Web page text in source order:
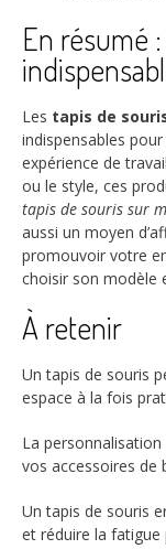
En résumé
Les tapis de
indispensables
expérience de
ou le style, ces
tapis de souris sur
aussi un moyen
promouvoir votre
choisir son modèle
À retenir
Un tapis de souris
espace à la fois
La
vos accessoires de
Un tapis de souris
et réduire la fatigue